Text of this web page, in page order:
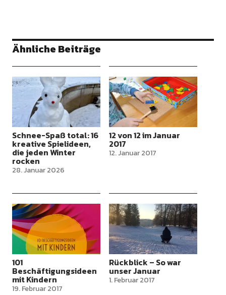
Ähnliche Beiträge
Schnee-Spaß total: 16
kreative Spielideen,
die jeden Winter
rocken
28. Januar 2026
12 von 12 im Januar
2017
12. Januar 2017
101
Beschäftigungsideen
mit Kindern
19. Februar 2017
Rückblick – So war
unser Januar
1. Februar 2017